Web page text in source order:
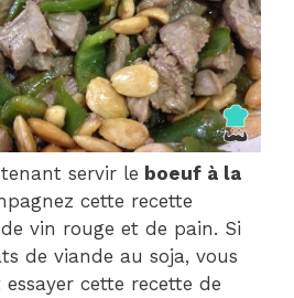
servir le boeuf à la
cette recette
vin rouge et de pain. Si
de viande au soja, vous
cette recette de